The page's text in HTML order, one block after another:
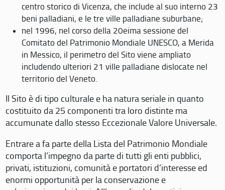
centro storico di Vicenza, che include al suo interno 23
beni palladiani, e le tre ville palladiane suburbane;
nel 1996, nel corso della 20eima sessione del
Comitato del Patrimonio Mondiale UNESCO, a Merida
in Messico, il perimetro del Sito viene ampliato
includendo ulteriori 21 ville palladiane dislocate nel
territorio del Veneto.
Il Sito è di tipo culturale e ha natura seriale in quanto
costituito da 25 componenti tra loro distinte ma
accumunate dallo stesso Eccezionale Valore Universale.
Entrare a fa parte della Lista del Patrimonio Mondiale
comporta l’impegno da parte di tutti gli enti pubblici,
privati, istituzioni, comunità e portatori d’interesse ed
enormi opportunità per la conservazione e